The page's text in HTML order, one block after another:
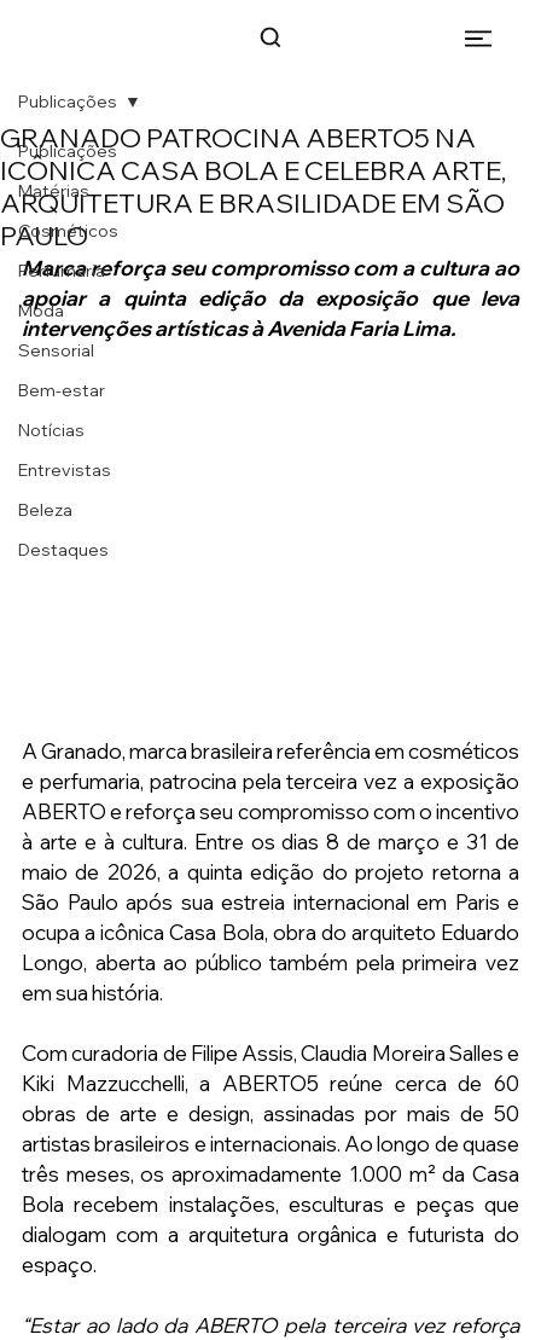
Publicações
Matérias
Cosméticos
Perfumaria
Moda
Sensorial
Bem-estar
Notícias
Entrevistas
Beleza
Destaques
Publicações
GRANADO PATROCINA ABERTO5 NA
ICÔNICA CASA BOLA E CELEBRA ARTE,
ARQUITETURA E BRASILIDADE EM SÃO
PAULO
Marca reforça seu compromisso com a cultura ao
apoiar a quinta edição da exposição que leva
intervenções artísticas à Avenida Faria Lima.
A Granado, marca brasileira referência em cosméticos
e perfumaria, patrocina pela terceira vez a exposição
ABERTO e reforça seu compromisso com o incentivo
à arte e à cultura. Entre os dias 8 de março e 31 de
maio de 2026, a quinta edição do projeto retorna a
São Paulo após sua estreia internacional em Paris e
ocupa a icônica Casa Bola, obra do arquiteto Eduardo
Longo, aberta ao público também pela primeira vez
em sua história.
Com curadoria de Filipe Assis, Claudia Moreira Salles e
Kiki Mazzucchelli, a ABERTO5 reúne cerca de 60
obras de arte e design, assinadas por mais de 50
artistas brasileiros e internacionais. Ao longo de quase
três meses, os aproximadamente 1.000 m² da Casa
Bola recebem instalações, esculturas e peças que
dialogam com a arquitetura orgânica e futurista do
espaço.
“Estar ao lado da ABERTO pela terceira vez reforça